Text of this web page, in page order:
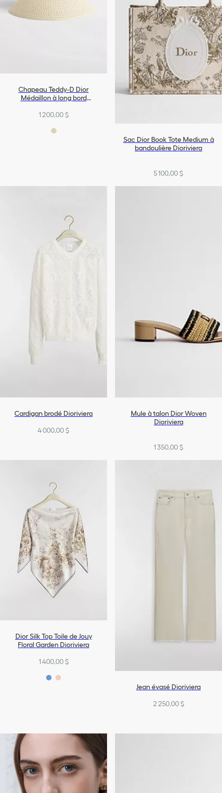
Chapeau Teddy-D Dior
Médaillon à long bord
1 200,00 $
Sac Dior Book Tote Medium à
bandoulière Dioriviera
5 100,00 $
Cardigan brodé Dioriviera
4 000,00 $
Mule à talon Dior Woven
Dioriviera
1 350,00 $
Dior Silk Top Toile de Jouy
Floral Garden Dioriviera
1 400,00 $
Jean évasé Dioriviera
2 250,00 $